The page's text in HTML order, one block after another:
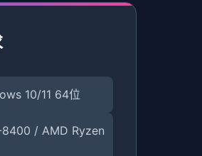
10/11 64位
/ AMD Ryzen